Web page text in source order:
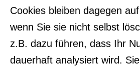
Cookies bleiben dagegen
wenn Sie sie nicht selbst
z.B. dazu führen, dass Ihr
dauerhaft analysiert wird.